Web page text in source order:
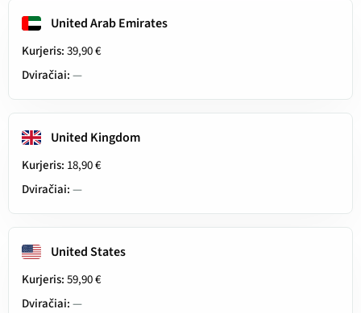
United Arab Emirates
Kurjeris:39,90 €
Dviračiai:—
United Kingdom
Kurjeris: 18,90 €
Dviračiai:—
United States
Kurjeris:59,90 €
Dviračiai:—